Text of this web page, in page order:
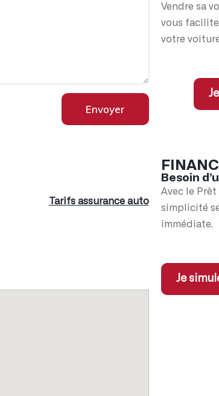
Envoyer
Tarifs assurance auto
Vendre sa
vous
votre
Besoin
Avec le
simplicité
immédiate.
Je